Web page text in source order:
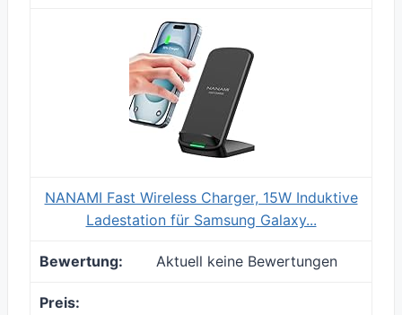
NANAMI Fast Wireless Charger, 15W Induktive
Ladestation für Samsung Galaxy...
Aktuell keine Bewertungen